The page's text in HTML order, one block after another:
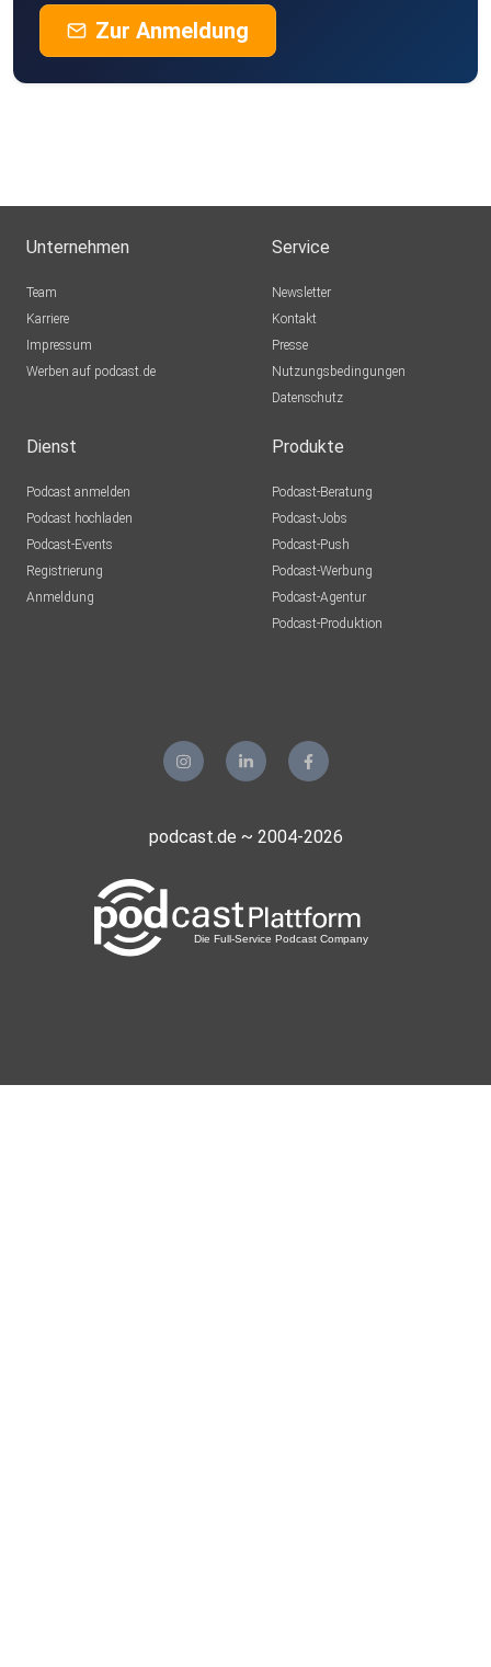
Zur Anmeldung
Unternehmen
Team
Karriere
Impressum
Werben auf podcast.de
Service
Newsletter
Kontakt
Presse
Nutzungsbedingungen
Datenschutz
Dienst
Podcast anmelden
Podcast hochladen
Podcast-Events
Registrierung
Anmeldung
Produkte
Podcast-Beratung
Podcast-Jobs
Podcast-Push
Podcast-Werbung
Podcast-Agentur
Podcast-Produktion
podcast.de ~ 2004-2026